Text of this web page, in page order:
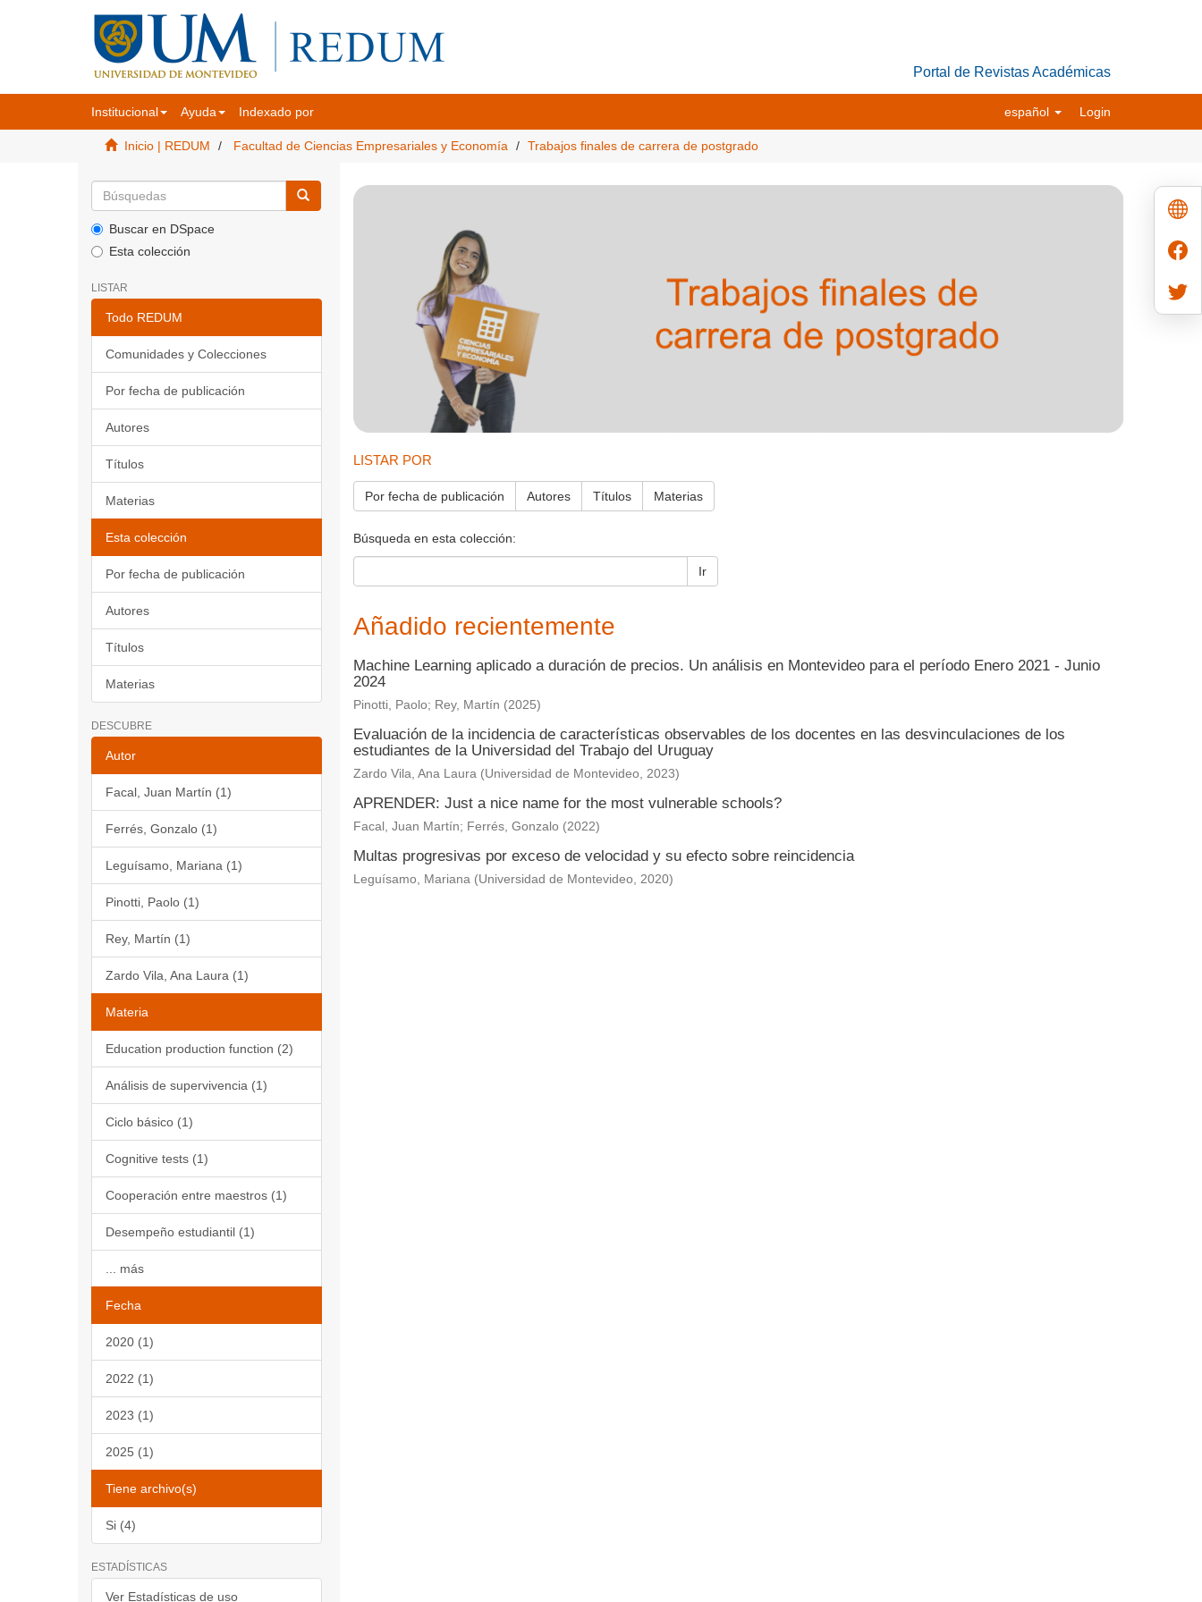
Portal de Revistas Académicas
Institucional Ayuda Indexado por español Login
Inicio | REDUM Facultad de Ciencias Empresariales y Economía Trabajos finales de carrera de postgrado
Buscar en DSpace
Esta colección
LISTAR
Todo REDUM
Comunidades y Colecciones
Por fecha de publicación
Autores
Títulos
Materias
Esta colección
Por fecha de publicación
Autores
Títulos
Materias
DESCUBRE
Autor
Facal, Juan Martín (1)
Ferrés, Gonzalo (1)
Leguísamo, Mariana (1)
Pinotti, Paolo (1)
Rey, Martín (1)
Zardo Vila, Ana Laura (1)
Materia
Education production function (2)
Análisis de supervivencia (1)
Ciclo básico (1)
Cognitive tests (1)
Cooperación entre maestros (1)
Desempeño estudiantil (1)
... más
Fecha
2020 (1)
2022 (1)
2023 (1)
2025 (1)
Tiene archivo(s)
Si (4)
ESTADÍSTICAS
Ver Estadísticas de uso
LISTAR POR
Por fecha de publicación Autores Títulos Materias
Búsqueda en esta colección:
Ir
Añadido recientemente
Machine Learning aplicado a duración de precios. Un análisis en Montevideo para el período Enero 2021 - Junio
2024
Pinotti, Paolo; Rey, Martín (2025)
Evaluación de la incidencia de características observables de los docentes en las desvinculaciones de los
estudiantes de la Universidad del Trabajo del Uruguay
Zardo Vila, Ana Laura (Universidad de Montevideo, 2023)
APRENDER: Just a nice name for the most vulnerable schools?
Facal, Juan Martín; Ferrés, Gonzalo (2022)
Multas progresivas por exceso de velocidad y su efecto sobre reincidencia
Leguísamo, Mariana (Universidad de Montevideo, 2020)